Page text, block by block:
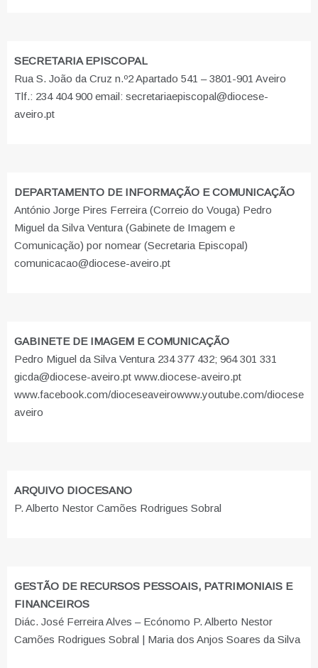
SECRETARIA EPISCOPAL
Rua S. João da Cruz n.º2 Apartado 541 – 3801-901 Aveiro
Tlf.: 234 404 900 email: secretariaepiscopal@diocese-
aveiro.pt
DEPARTAMENTO DE INFORMAÇÃO E COMUNICAÇÃO
António Jorge Pires Ferreira (Correio do Vouga) Pedro
Miguel da Silva Ventura (Gabinete de Imagem e
Comunicação) por nomear (Secretaria Episcopal)
comunicacao@diocese-aveiro.pt
GABINETE DE IMAGEM E COMUNICAÇÃO
Pedro Miguel da Silva Ventura 234 377 432; 964 301 331
gicda@diocese-aveiro.pt www.diocese-aveiro.pt
www.facebook.com/dioceseaveirowww.youtube.com/diocese
aveiro
ARQUIVO DIOCESANO
P. Alberto Nestor Camões Rodrigues Sobral
GESTÃO DE RECURSOS PESSOAIS, PATRIMONIAIS E
FINANCEIROS
Diác. José Ferreira Alves – Ecónomo P. Alberto Nestor
Camões Rodrigues Sobral | Maria dos Anjos Soares da Silva